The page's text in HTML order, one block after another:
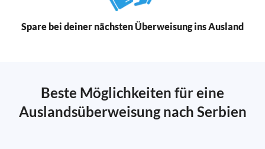
Spare bei deiner nächsten Überweisung ins Ausland
Beste Möglichkeiten für eine
Auslandsüberweisung nach Serbien